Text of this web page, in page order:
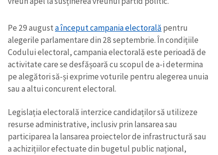
Pe 29 augusta început campania electorală pentru
alegerile parlamentare din 28 septembrie. În condițiile
Codului electoral, campania electorală este perioadă de
activitate care se desfășoară cu scopul de a-i determina
pe alegători să-și exprime voturile pentru alegerea unuia
sau a altui concurent electoral.
Legislația electorală interzice candidaților să utilizeze
resurse administrative, inclusiv prin lansarea sau
participarea la lansarea proiectelor de infrastructură sau
a achizițiilor efectuate din bugetul public național,